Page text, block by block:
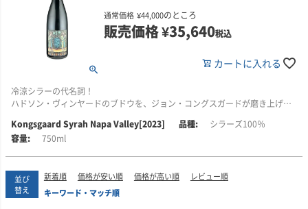
けた、ソノマの小さな家族経営ワイナリーです。1999年に初リリースした
「幻メルロー」から始まり、25年間にわたり高品質なワインを生み出してき
ワイン造りを志したきっかけは、青年期に体験したドメーヌ・ド・ラ・ロマ
ネ・コンティ(DRC)の「ラ・ターシュ」との衝撃的な出会い。1991年、家業
た。
体労働を経験し、その後カリフォルニアへ移住。ストーンストリート、ミシ
ェル・シュランバージェでのキャリアを経て醸造家としての技術を確立しま
一方、レベッカ氏もサイモン・レヴィ・セラーズでワインメーカーとして活
躍。夫妻はソノマのロシアン・リヴァー・ヴァレーに自らのピノノワール畑
を購入し、自社畑からのワイン造りに本格的に取り組み始めます。
■オベロンについて
カリフォルニアワインの父と言われたロバート・モンダヴィの長男マイケ
ル・モンダヴィは、妻のイザベル、息子のロブ・ジュニア、娘のディナとと
もに、2004年に「マイケル・モンダヴィ・ファミリー・エステート」を設立
しました。
このオベロンは、マイケル・モンダヴィ・ファミリー・エステート(その後、
Partner at Folio Fine Wine)のマスター・ワインメーカーを務める「トニー・
コルトリン」が手掛けるブランドです。
ナパ・ヴァレーで育ち、45年以上ワイン業界で働いてきたトニー・コルトリ
ンは、その経験を、オベロンに注ぎ込んでいます。ナパ・ヴァレーの中でも
萄栽培者との生涯に渡る関係を築いており、これがオベロンの品質の鍵とな
っています。
■ヴィンテージについて
2020年と2021年は記録的な少雨となり、2022年も乾燥した温暖な冬で始ま
りました。降雨の大半は2021年12月と2022年3月に集中し、特に3月の恵み
の雨は、休眠から目覚めたブドウ樹の生育を後押ししました。春から夏の半
ばまでは穏やかな気候が続きましたが、9月には5日間連続で38度を超える猛
暑に見舞われ、収穫は過去最速の一つとなりました。シャルドネの後には赤
ワイン用のブドウもすぐに収穫されました。
2022年のワインは、ナパ・ヴァレーでは必ずしも得られない、見事なバラン
■栽培・醸造について
ェンテとカレラのクローンを醸造。清澄・濾過は行わずに瓶詰めしていま
す。
通常価格 ¥44,000のところ
販売価格¥35,640税込
カートに入れる
冷涼シラーの代名詞！
ハドソン・ヴィンヤードのブドウを、ジョン・コングスガードが磨き上げた
■生産者のコメント
を迎えるこのシラーは、他に類を見ない個性を放ち、「ジャッジ」がカリフ
ォルニアのシャルドネの中で際立っているのと同様に、このシラーも特別な
存在感を放っています。
Kongsgaard Syrah Napa Valley[2023]
シラーズ100％
750ml
並び
替え
新着順 価格が安い順 価格が高い順
レビュー順
キーワード・マッチ順